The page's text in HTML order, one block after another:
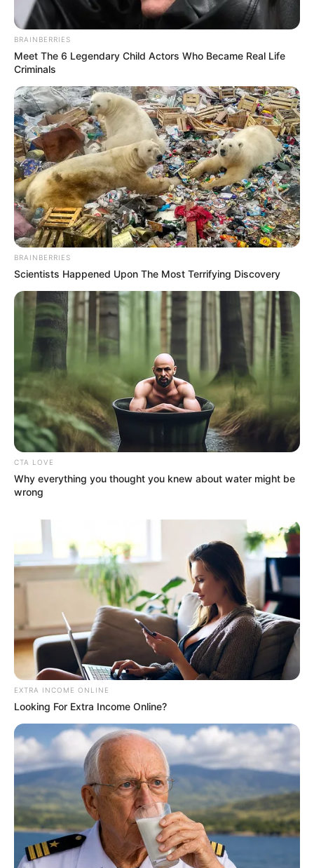
férje szerint mindent túldramatizál. Végül két
széket kötött össze Reni, és azon aludt, majd
sérelmezte, hogy Geri miért nem ajánlotta fel neki,
hogy pihenjen az ágyban.
BRAINBERRIES
Meet The 6 Legendary Child Actors Who Became Real Life
Criminals
BRAINBERRIES
Scientists Happened Upon The Most Terrifying Discovery
CTA LOVE
Why everything you thought you knew about water might be
wrong
EXTRA INCOME ONLINE
Looking For Extra Income Online?